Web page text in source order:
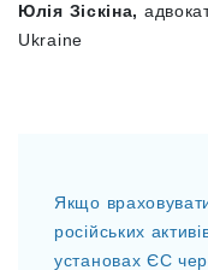
Юлія Зіскіна,
Ukraine
Якщо
російських
установах ЄС